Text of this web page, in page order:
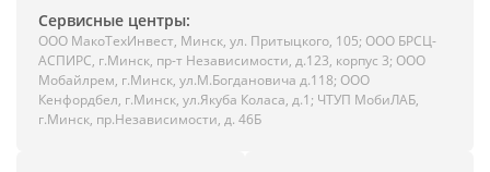
Сервисные центры:
ООО МакоТехИнвест, Минск, ул. Притыцкого, 105; ООО БРСЦ-
АСПИРС, г.Минск, пр-т Независимости, д.123, корпус 3; ООО
Мобайлрем, г.Минск, ул.М.Богдановича д.118; ООО
Кенфордбел, г.Минск, ул.Якуба Коласа, д.1; ЧТУП МобиЛАБ,
г.Минск, пр.Независимости, д. 46Б